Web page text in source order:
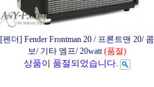
[펜더] Fender Frontman 20 / 프론트맨 20/ 콤
보/ 기타 엠프/ 20watt (품절)
상품이 품절되었습니다.